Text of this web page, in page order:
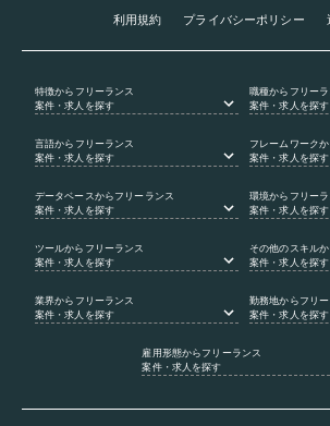
利用規約 プライバシーポリシー
特徴からフリーランス
案件・求人を探す
職種からフリーラ
案件・求人を探す
言語からフリーランス
案件・求人を探す
フレームワーク
案件・求人を探す
データベース からフリーランス
案件・求人を探す
環境からフリーラ
案件・求人を探す
ツールからフリーランス
案件・求人を探す
その他のスキル
案件・求人を探す
業界からフリーランス
案件・求人を探す
勤務地からフリー
案件・求人を探す
雇用形態からフリーランス
案件・求人を探す